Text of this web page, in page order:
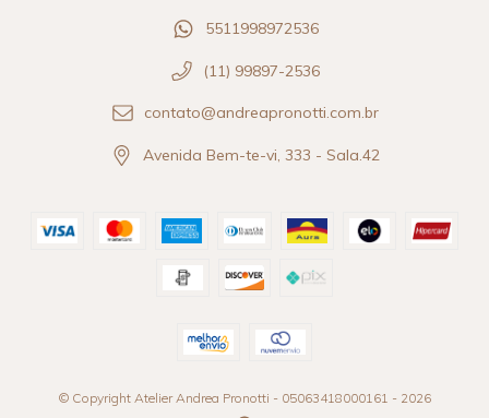
5511998972536
(11) 99897-2536
contato@andreapronotti.com.br
Avenida Bem-te-vi, 333 - Sala.42
© Copyright Atelier Andrea Pronotti - 05063418000161 - 2026